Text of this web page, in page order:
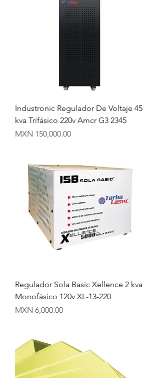
Industronic Regulador De Voltaje 45
kva Trifásico 220v Amcr G3 2345
Precio
MXN 150,000.00
Regulador Sola Basic Xellence 2 kva
Monofásico 120v XL-13-220
Precio
MXN 6,000.00